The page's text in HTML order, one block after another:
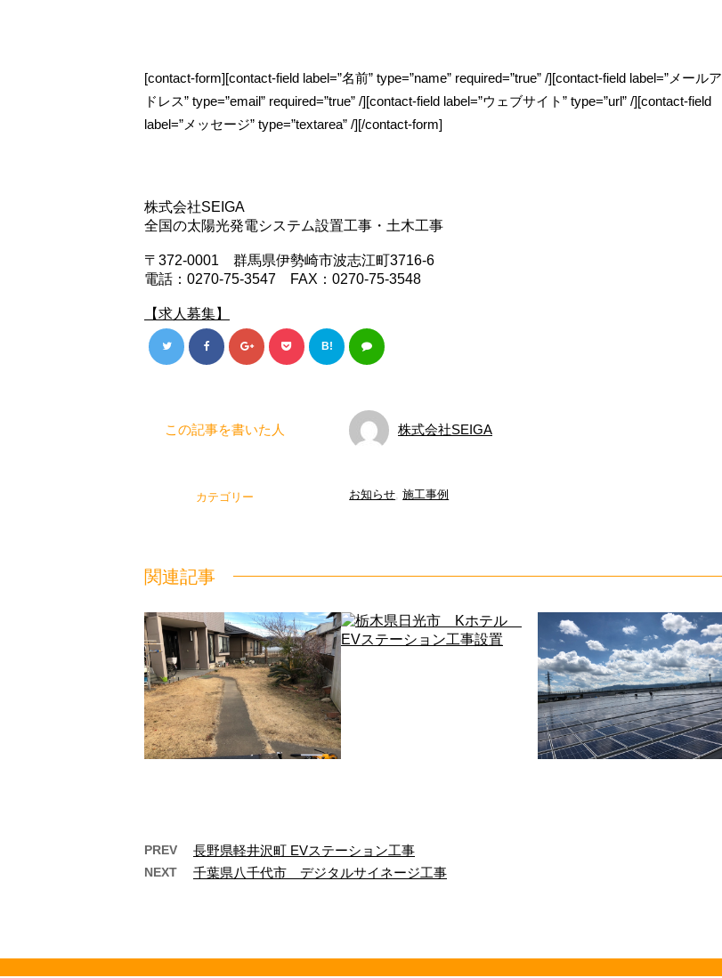
[contact-form][contact-field label=”名前” type=”name” required=”true” /][contact-field label=”メールア
ドレス” type=”email” required=”true” /][contact-field label=”ウェブサイト” type=”url” /][contact-field
label=”メッセージ” type=”textarea” /][/contact-form]
株式会社SEIGA
全国の太陽光発電システム設置工事・土木工事
〒372-0001 群馬県伊勢崎市波志江町3716-6
電話：0270-75-3547 FAX：0270-75-3548
【求人募集】
B!
この記事を書いた人 株式会社SEIGA
カテゴリー お知らせ ,施工事例
関連記事
太田市 S様邸 人工芝工
栃木県日光市 Kホテル
PREV 長野県軽井沢町 EVステーション工事
NEXT 千葉県八千代市 デジタルサイネージ工事